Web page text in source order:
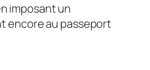
imposant un
encore au passeport